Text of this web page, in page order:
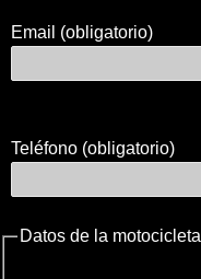
Email (obligatorio)
Teléfono (obligatorio)
Datos de la motocicleta